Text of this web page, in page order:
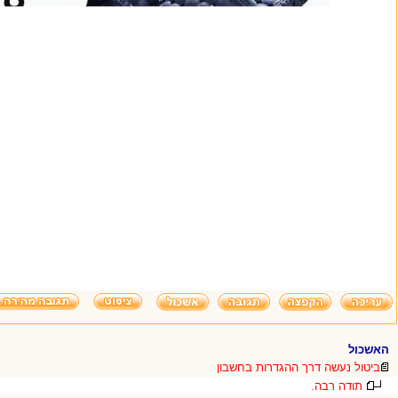
האשכול
ביטול נעשה דרך ההגדרות בחשבון
תודה רבה.